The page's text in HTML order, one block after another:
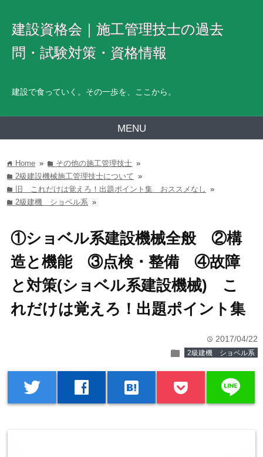
建設資格会｜施工管理技士の過去
問・試験対策・資格情報
建設で食っていく。その一歩を、ここから。
MENU
home Home » folder その他の施工管理技士 »
folder2級建設機械施工管理技士について »
folder 旧 これだけは覚えろ！出題ポイント集 おススメなし »
folder2級建機 ショベル系 »
①ショベル系建設機械全般 ②構
造と機能 ③点検・整備 ④故障
と対策(ショベル系建設機械) こ
れだけは覚えろ！出題ポイント集
time 2017/04/22
folder 2級建機 ショベル系
twitter facebook hatenabookmark line